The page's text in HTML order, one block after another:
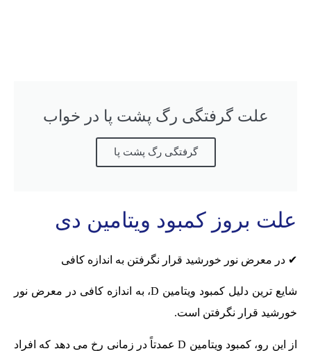
علت گرفتگی رگ پشت پا در خواب
گرفتگی رگ پشت پا
علت بروز کمبود ویتامین دی
✔ در معرض نور خورشید قرار نگرفتن به اندازه کافی
شایع ترین دلیل کمبود ویتامین D، به اندازه کافی در معرض نور
خورشید قرار نگرفتن است.
از این رو، کمبود ویتامین D عمدتاً در زمانی رخ می دهد که افراد